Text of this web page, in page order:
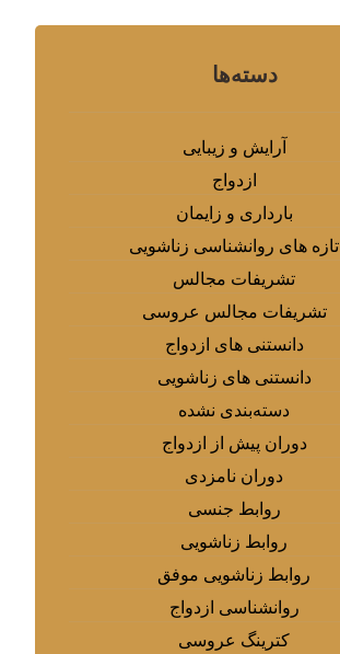
دسته‌ها
آرایش و زیبایی
ازدواج
بارداری و زایمان
تازه های روانشناسی زناشویی
تشریفات مجالس
تشریفات مجالس عروسی
دانستنی های ازدواج
دانستنی های زناشویی
دسته‌بندی نشده
دوران پیش از ازدواج
دوران نامزدی
روابط جنسی
روابط زناشویی
روابط زناشویی موفق
روانشناسی ازدواج
کترینگ عروسی